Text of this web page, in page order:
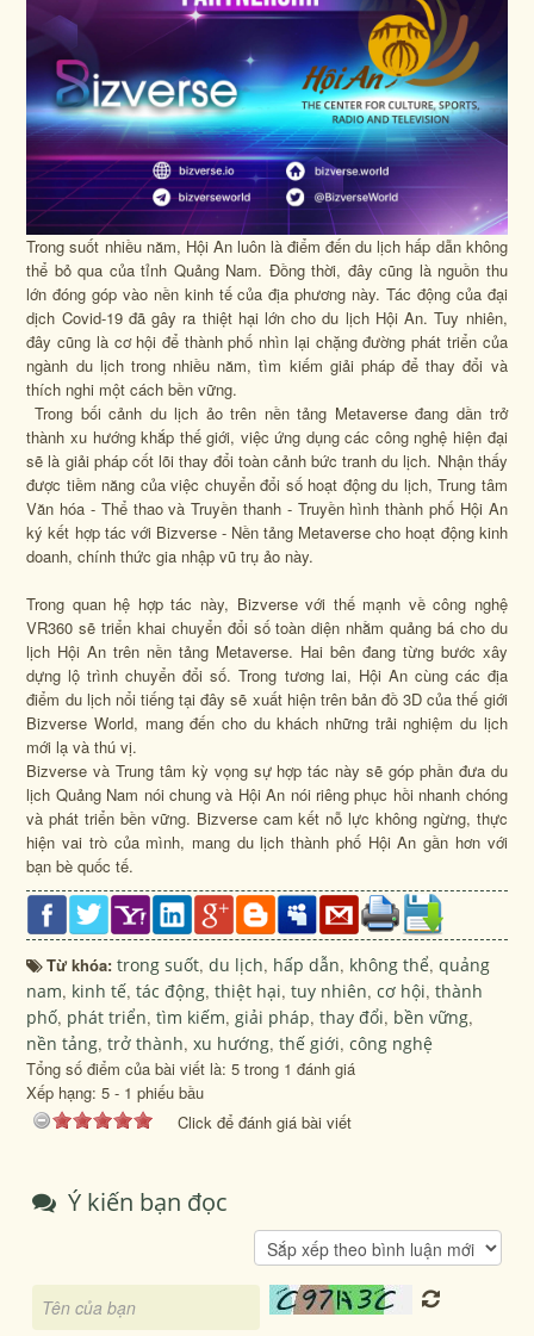
Trong suốt nhiều năm, Hội An luôn là điểm đến du lịch hấp dẫn không
thể bỏ qua của tỉnh Quảng Nam. Đồng thời, đây cũng là nguồn thu
lớn đóng góp vào nền kinh tế của địa phương này. Tác động của đại
dịch Covid-19 đã gây ra thiệt hại lớn cho du lịch Hội An. Tuy nhiên,
đây cũng là cơ hội để thành phố nhìn lại chặng đường phát triển của
ngành du lịch trong nhiều năm, tìm kiếm giải pháp để thay đổi và
thích nghi một cách bền vững.
Trong bối cảnh du lịch ảo trên nền tảng Metaverse đang dần trở
thành xu hướng khắp thế giới, việc ứng dụng các công nghệ hiện đại
sẽ là giải pháp cốt lõi thay đổi toàn cảnh bức tranh du lịch. Nhận thấy
được tiềm năng của việc chuyển đổi số hoạt động du lịch, Trung tâm
Văn hóa - Thể thao và Truyền thanh - Truyền hình thành phố Hội An
ký kết hợp tác với Bizverse - Nền tảng Metaverse cho hoạt động kinh
doanh, chính thức gia nhập vũ trụ ảo này.
Trong quan hệ hợp tác này, Bizverse với thế mạnh về công nghệ
VR360 sẽ triển khai chuyển đổi số toàn diện nhằm quảng bá cho du
lịch Hội An trên nền tảng Metaverse. Hai bên đang từng bước xây
dựng lộ trình chuyển đổi số. Trong tương lai, Hội An cùng các địa
điểm du lịch nổi tiếng tại đây sẽ xuất hiện trên bản đồ 3D của thế giới
Bizverse World, mang đến cho du khách những trải nghiệm du lịch
mới lạ và thú vị.
Bizverse và Trung tâm kỳ vọng sự hợp tác này sẽ góp phần đưa du
lịch Quảng Nam nói chung và Hội An nói riêng phục hồi nhanh chóng
và phát triển bền vững. Bizverse cam kết nỗ lực không ngừng, thực
hiện vai trò của mình, mang du lịch thành phố Hội An gần hơn với
bạn bè quốc tế.
Từ khóa:trong suốt,du lịch, hấp dẫn, không thể,quảng
nam, kinh tế,tác động,thiệt hại,tuy nhiên,cơ hội,thành
phố, phát triển,tìm kiếm, giải pháp,thay đổi, bền vững,
nền tảng,trở thành,xu hướng,thế giới,công nghệ
Tổng số điểm của bài viết là: 5 trong 1 đánh giá
Xếp hạng:5 - 1 phiếu bầu
Click để đánh giá bài viết
Ý kiến bạn đọc